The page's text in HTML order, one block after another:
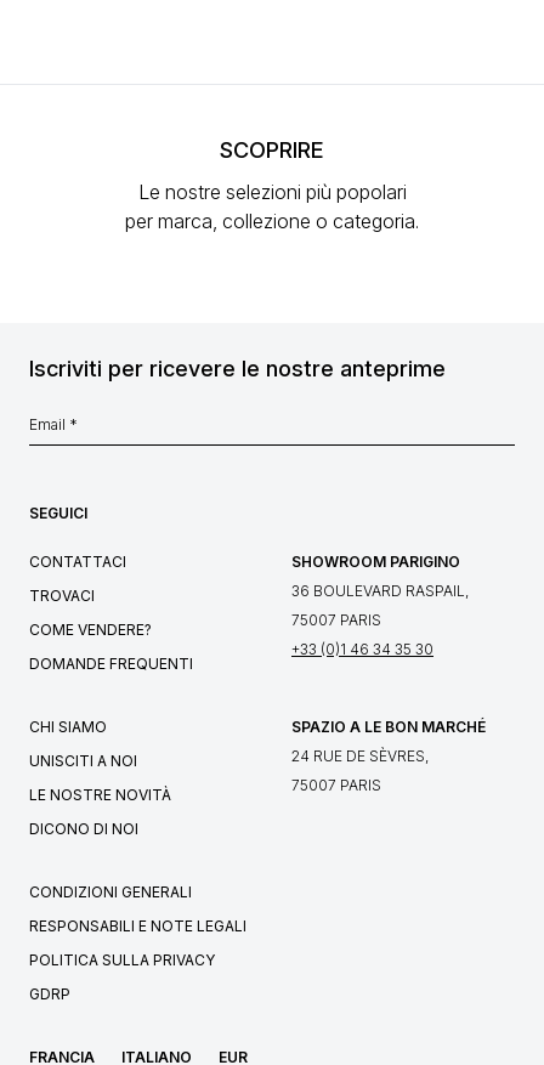
SCOPRIRE
Le nostre selezioni più popolari
per marca, collezione o categoria.
Iscriviti per ricevere le nostre anteprime
SEGUICI
CONTATTACI
TROVACI
COME VENDERE?
DOMANDE FREQUENTI
SHOWROOM PARIGINO
36 BOULEVARD RASPAIL,
75007 PARIS
+33 (0)1 46 34 35 30
CHI SIAMO
UNISCITI A NOI
LE NOSTRE NOVITÀ
DICONO DI NOI
SPAZIO A LE BON MARCHÉ
24 RUE DE SÈVRES,
75007 PARIS
CONDIZIONI GENERALI
RESPONSABILI E NOTE LEGALI
POLITICA SULLA PRIVACY
GDRP
FRANCIA ITALIANO EUR